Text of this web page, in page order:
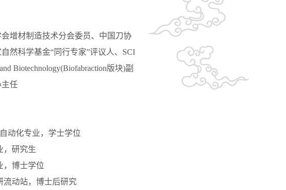
增材制造技术分会委员、中国刀协
然科学基金“同行专家”评议人、SCI
Biotechnology(Biofabraction版块)副
任
动化专业，学士学位
，研究生
，博士学位
流动站，博士后研究